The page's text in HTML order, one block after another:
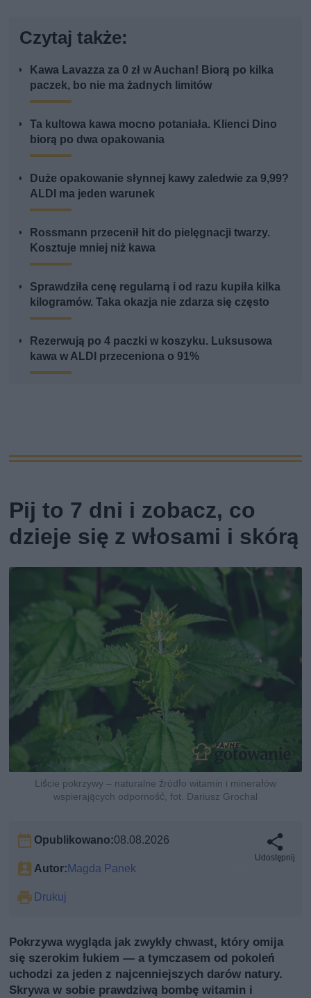
Czytaj także:
Kawa Lavazza za 0 zł w Auchan! Biorą po kilka
paczek, bo nie ma żadnych limitów
Ta kultowa kawa mocno potaniała. Klienci Dino
biorą po dwa opakowania
Duże opakowanie słynnej kawy zaledwie za 9,99?
ALDI ma jeden warunek
Rossmann przecenił hit do pielęgnacji twarzy.
Kosztuje mniej niż kawa
Sprawdziła cenę regularną i od razu kupiła kilka
kilogramów. Taka okazja nie zdarza się często
Rezerwują po 4 paczki w koszyku. Luksusowa
kawa w ALDI przeceniona o 91%
Pij to 7 dni i zobacz, co
dzieje się z włosami i skórą
Liście pokrzywy – naturalne źródło witamin i minerałów
wspierających odporność, fot. Dariusz Grochal
Opublikowano:08.08.2026
Autor: Magda Panek
Drukuj
Udostępnij
Pokrzywa wygląda jak zwykły chwast, który omija
się szerokim łukiem — a tymczasem od pokoleń
uchodzi za jeden z najcenniejszych darów natury.
Skrywa w sobie prawdziwą bombę witamin i